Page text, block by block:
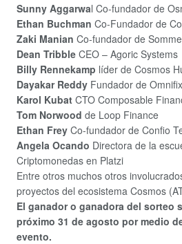
Sunny Aggarwal Co-fundador de
Ethan Buchman Co-Fundador de
Zaki Manian Co-fundador de
Dean Tribble CEO – Agoric Systems
Billy Rennekamp líder de Cosmos
Dayakar Reddy Fundador de Omnifix
Karol Kubat CTO Composable
Tom Norwood de Loop Finance
Ethan Frey Co-fundador de Confio
Angela Ocando Directora de la
Criptomonedas en Platzi
Entre otros muchos otros
proyectos del ecosistema Cosmos
El ganador o ganadora del sorteo
próximo 31 de agosto por medio
evento.